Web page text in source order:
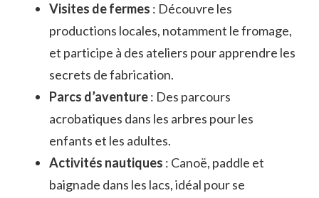
Visites de fermes : Découvre les
productions locales, notamment le fromage,
et participe à des ateliers pour apprendre les
secrets de fabrication.
Parcs d’aventure: Des parcours
acrobatiques dans les arbres pour les
enfants et les adultes.
Activités nautiques : Canoë, paddle et
baignade dans les lacs, idéal pour se